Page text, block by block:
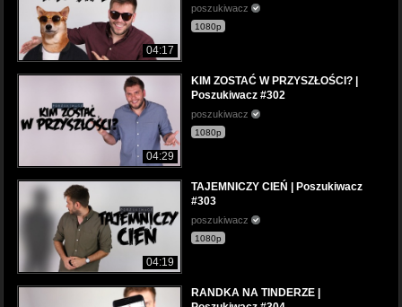
04:17
poszukiwacz
1080p
04:29
KIM ZOSTAĆ W PRZYSZŁOŚCI? |
Poszukiwacz #302
poszukiwacz
1080p
04:19
TAJEMNICZY CIEŃ | Poszukiwacz
#303
poszukiwacz
1080p
RANDKA NA TINDERZE |